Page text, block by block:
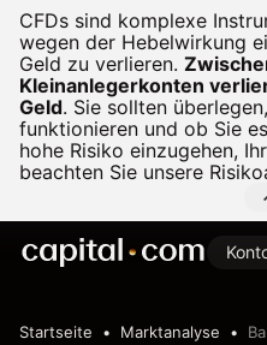
CFDs sind komplexe
wegen der Hebelwirkung
Geld zu verlieren.
Kleinanlegerkonten
Geld. Sie sollten
funktionieren und ob Sie
hohe Risiko einzugehen,
beachten Sie unsere
Startseite Marktanalyse